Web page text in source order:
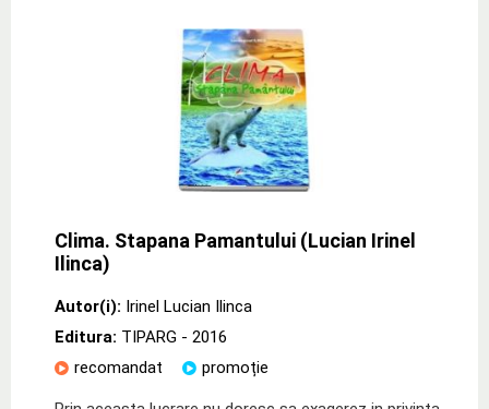
Clima. Stapana Pamantului (Lucian Irinel
Ilinca)
Autor(i): Irinel Lucian Ilinca
Editura: TIPARG - 2016
recomandat
promoție